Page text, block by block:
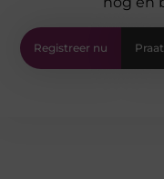
Registreer nu